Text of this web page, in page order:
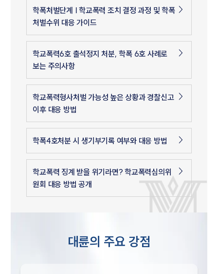
학폭처벌단계 | 학교폭력 조치 결정 과정 및 학폭
처벌수위 대응 가이드
학교폭력6호 출석정지 처분, 학폭 6호 사례로
보는 주의사항
학교폭력형사처벌 가능성 높은 상황과 경찰신고
이후 대응 방법
학폭4호처분 시 생기부기록 여부와 대응 방법
학교폭력 징계 받을 위기라면? 학교폭력심의위
원회 대응 방법 공개
대륜의 주요 강점